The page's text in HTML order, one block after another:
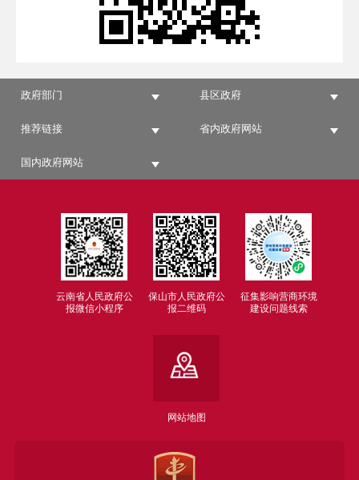
政府部门 县区政府
推荐链接 省内政府网站
国内政府网站
云南省人民政府公
报微信小程序
保山市人民政府公
报二维码
征集影响营商环境
建设问题线索
网站地图